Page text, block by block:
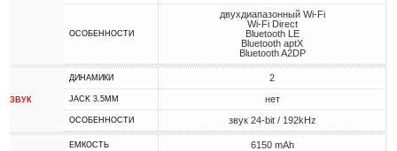
ОСОБЕННОСТИ
двухдиапазонный Wi-Fi
Wi-Fi Direct
Bluetooth LE
Bluetooth aptX
Bluetooth A2DP
ЗВУК
ДИНАМИКИ 2
JACK 3.5MM нет
ОСОБЕННОСТИ звук 24-bit / 192kHz
ЕМКОСТЬ 6150 mAh